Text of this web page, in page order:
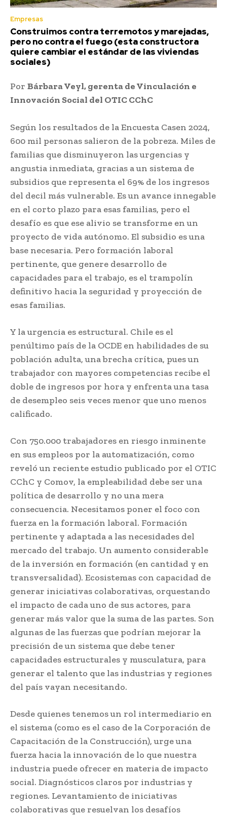
Empresas
Construimos contra terremotos y marejadas,
pero no contra el fuego (esta constructora
quiere cambiar el estándar de las viviendas
sociales)
Por Bárbara Veyl, gerenta de Vinculación e
Innovación Social del OTIC CChC
Según los resultados de la Encuesta Casen 2024,
600 mil personas salieron de la pobreza. Miles de
familias que disminuyeron las urgencias y
angustia inmediata, gracias a un sistema de
subsidios que representa el 69% de los ingresos
del decil más vulnerable. Es un avance innegable
en el corto plazo para esas familias, pero el
desafío es que ese alivio se transforme en un
proyecto de vida autónomo. El subsidio es una
base necesaria. Pero formación laboral
pertinente, que genere desarrollo de
capacidades para el trabajo, es el trampolín
definitivo hacia la seguridad y proyección de
esas familias.
Y la urgencia es estructural. Chile es el
penúltimo país de la OCDE en habilidades de su
población adulta, una brecha crítica, pues un
trabajador con mayores competencias recibe el
doble de ingresos por hora y enfrenta una tasa
de desempleo seis veces menor que uno menos
calificado.
Con 750.000 trabajadores en riesgo inminente
en sus empleos por la automatización, como
reveló un reciente estudio publicado por el OTIC
CChC y Comov, la empleabilidad debe ser una
política de desarrollo y no una mera
consecuencia. Necesitamos poner el foco con
fuerza en la formación laboral. Formación
pertinente y adaptada a las necesidades del
mercado del trabajo. Un aumento considerable
de la inversión en formación (en cantidad y en
transversalidad). Ecosistemas con capacidad de
generar iniciativas colaborativas, orquestando
el impacto de cada uno de sus actores, para
generar más valor que la suma de las partes. Son
algunas de las fuerzas que podrían mejorar la
precisión de un sistema que debe tener
capacidades estructurales y musculatura, para
generar el talento que las industrias y regiones
del país vayan necesitando.
Desde quienes tenemos un rol intermediario en
el sistema (como es el caso de la Corporación de
Capacitación de la Construcción), urge una
fuerza hacia la innovación de lo que nuestra
industria puede ofrecer en materia de impacto
social. Diagnósticos claros por industrias y
regiones. Levantamiento de iniciativas
colaborativas que resuelvan los desafíos